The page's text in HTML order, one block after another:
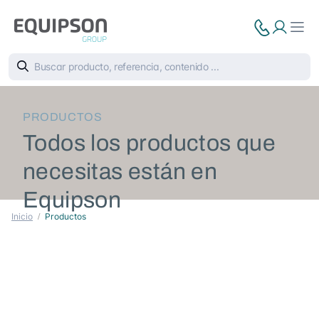
PRODUCTOS
Todos los productos que
necesitas están en
Equipson
Inicio Productos